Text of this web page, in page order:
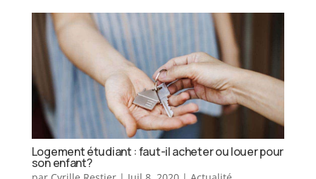
Logement étudiant : faut-il acheter ou louer pour
son enfant?